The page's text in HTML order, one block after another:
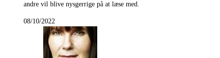
andre vil blive nysgerrige på at læse med.
08/10/2022